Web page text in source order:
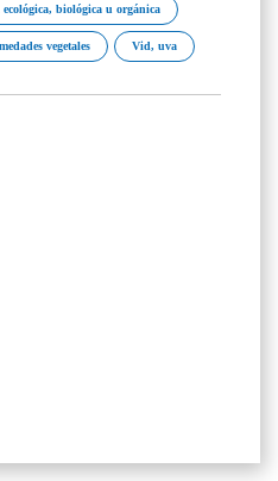
biológica u orgánica
vegetales Vid, uva